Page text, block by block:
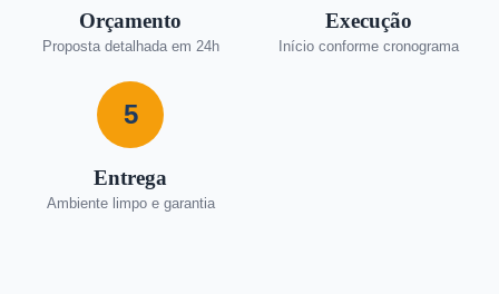
Orçamento
Proposta detalhada em 24h
Execução
Início conforme cronograma
5
Entrega
Ambiente limpo e garantia